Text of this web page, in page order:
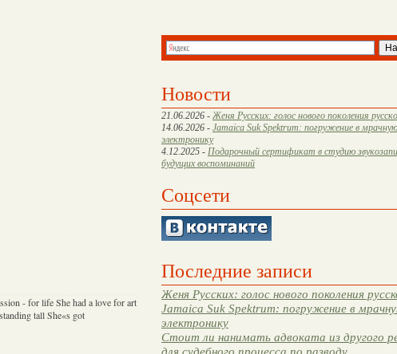
Новости
21.06.2026 - Женя Русских: голос нового поколения
14.06.2026 - Jamaica Suk Spektrum: погружение в мрачную
электронику
4.12.2025 - Подарочный сертификат в студию
будущих воспоминаний
Соцсети
Последние записи
Женя Русских: голос нового поколения
Jamaica Suk Spektrum: погружение в
электронику
Стоит ли нанимать адвоката из другого
для судебного процесса по разводу
- for life She had a love for art
tall She«s got